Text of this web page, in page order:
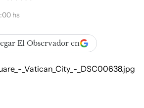
hs
El Observador en